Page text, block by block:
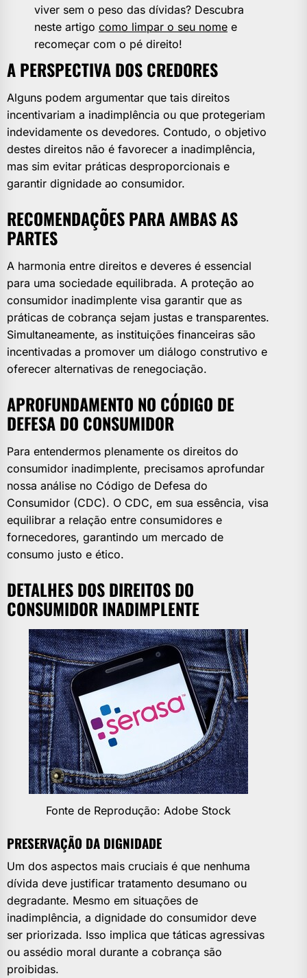
viver sem o peso das dívidas? Descubra
neste artigo como limpar o seu nome e
recomeçar com o pé direito!
A PERSPECTIVA DOS CREDORES
Alguns podem argumentar que tais direitos
incentivariam a inadimplência ou que protegeriam
indevidamente os devedores. Contudo, o objetivo
destes direitos não é favorecer a inadimplência,
mas sim evitar práticas desproporcionais e
garantir dignidade ao consumidor.
RECOMENDAÇÕES PARA AMBAS AS
PARTES
A harmonia entre direitos e deveres é essencial
para uma sociedade equilibrada. A proteção ao
consumidor inadimplente visa garantir que as
práticas de cobrança sejam justas e transparentes.
Simultaneamente, as instituições financeiras são
incentivadas a promover um diálogo construtivo e
oferecer alternativas de renegociação.
APROFUNDAMENTO NO CÓDIGO DE
DEFESA DO CONSUMIDOR
Para entendermos plenamente os direitos do
consumidor inadimplente, precisamos aprofundar
nossa análise no Código de Defesa do
Consumidor (CDC). O CDC, em sua essência, visa
equilibrar a relação entre consumidores e
fornecedores, garantindo um mercado de
consumo justo e ético.
DETALHES DOS DIREITOS DO
CONSUMIDOR INADIMPLENTE
Fonte de Reprodução: Adobe Stock
PRESERVAÇÃO DA DIGNIDADE
Um dos aspectos mais cruciais é que nenhuma
dívida deve justificar tratamento desumano ou
degradante. Mesmo em situações de
inadimplência, a dignidade do consumidor deve
ser priorizada. Isso implica que táticas agressivas
ou assédio moral durante a cobrança são
proibidas.